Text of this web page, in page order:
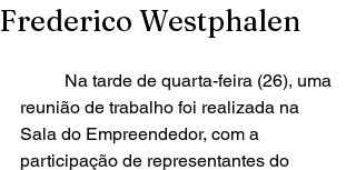
Frederico Westphalen
reunião de trabalho foi realizada na
Sala do Empreendedor, com a
participação de representantes do